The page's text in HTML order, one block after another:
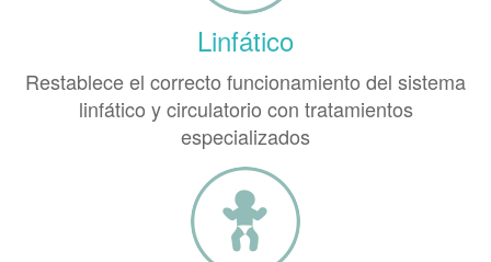
Linfático
Restablece el correcto funcionamiento del sistema
linfático y circulatorio con tratamientos
especializados